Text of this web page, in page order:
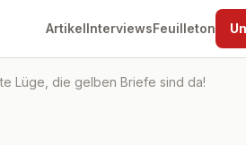
ArtikelInterviewsFeuilleton
Lüge, die gelben Briefe sind da!